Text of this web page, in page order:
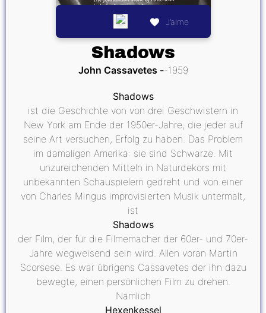
J’aime
Shadows
John Cassavetes 1959
Shadows
ist die Geschichte von von drei Geschwistern in
New York am Ende der 1950er-Jahre, die jeder auf
seine Art versuchen, Erfolg zu haben. Das Problem
im damaligen Amerika: sie sind Schwarze. Mit
unzureichenden Mitteln in Naturdekors mit
unbekannten Schauspielern gedreht und von einer
von Charles Mingus improvisierten Musik untermalt,
ist
Shadows
der Film, der für die Filmemacher der 60er- und 70er-
Jahre wegweisend sein wird. Allen voran Martin
Scorsese. Es war übrigens Cassavetes der ihn dazu
bewegte, einen persönlichen Film zu drehen.
Nämlich
Hexenkessel